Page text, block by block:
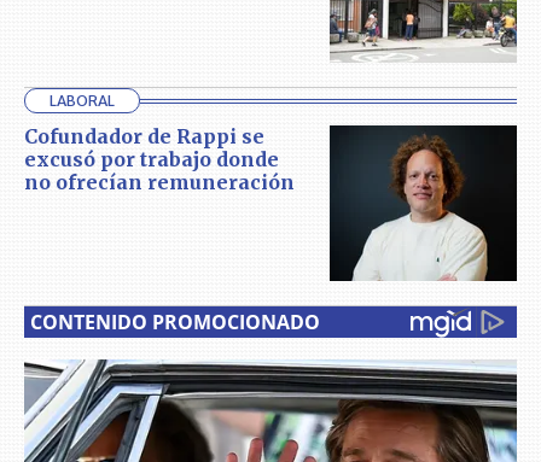
LABORAL
Cofundador de Rappi se
excusó por trabajo donde
no ofrecían remuneración